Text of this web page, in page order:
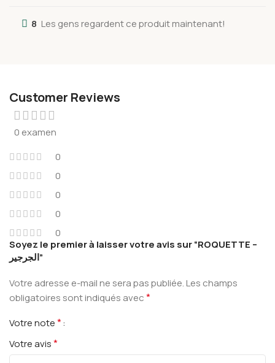
8 Les gens regardent ce produit maintenant!
Customer Reviews
0 examen
0
0
0
0
0
Soyez le premier à laisser votre avis sur “ROQUETTE –
الجرجير”
Votre adresse e-mail ne sera pas publiée.Les champs
obligatoires sont indiqués avec*
Votre note*
Votre avis*